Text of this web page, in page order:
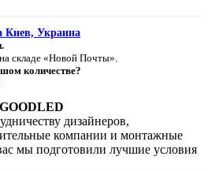
Киев, Украина
складе «Новой Почты».
количестве?
дизайнеров,
компании и монтажные
мы подготовили лучшие условия